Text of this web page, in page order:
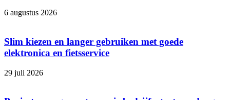
6 augustus 2026
Slim kiezen en langer gebruiken met goede
elektronica en fietsservice
29 juli 2026